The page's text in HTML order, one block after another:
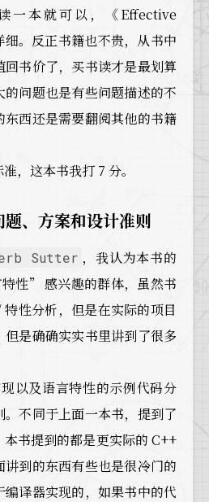
一本就可以，《Effective
。反正书籍也不贵，从书中
书价了，买书读才是最划算
问题也是有些问题描述的不
西还是需要翻阅其他的书籍
，这本书我打 7 分。
、方案和设计准则
Sutter ，我认为本书的
性” 感兴趣的群体，虽然书
性分析，但是在实际的项目
是确确实实书里讲到了很多
以及语言特性的示例代码分
不同于上面一本书，提到了
书提到的都是更实际的 C++
到的东西有些也是很冷门的
译器实现的，如果书中的代